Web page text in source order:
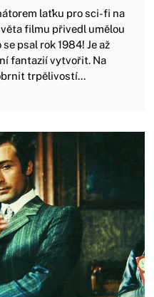
laťku pro sci-fi na
filmu přivedl umělou
psal rok 1984! Je až
fantazií vytvořit. Na
trpělivostí...